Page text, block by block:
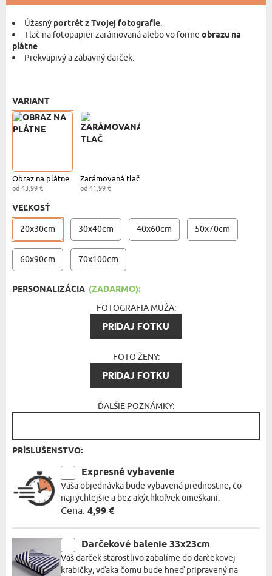
Úžasný portrét z Tvojej fotografie.
Tlač na fotopapier zarámovaná alebo vo formeobrazu na
plátne.
Prekvapivý a zábavný darček.
VARIANT
Obraz na plátne
od 43,99 €
Zarámovaná tlač
od 41,99 €
VEĽKOSŤ
20x30cm 30x40cm 40x60cm 50x70cm
60x90cm 70x100cm
PERSONALIZÁCIA (ZADARMO):
FOTOGRAFIA MUŽA:
PRIDAJ FOTKU
FOTO ŽENY:
PRIDAJ FOTKU
ĎALŠIE POZNÁMKY:
PRÍSLUŠENSTVO:
Expresné vybavenie
Vaša objednávka bude vybavená prednostne, čo
najrýchlejšie a bez akýchkoľvek omeškaní.
Cena: 4,99 €
Darčekové balenie 33x23cm
Váš darček starostlivo zabalíme do darčekovej
krabičky, vďaka čomu bude hneď pripravený na